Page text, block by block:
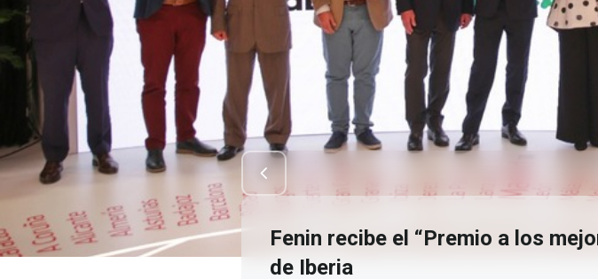
Fenin recibe el “Premio a los
de Iberia